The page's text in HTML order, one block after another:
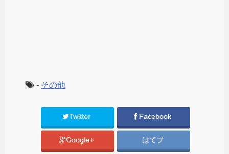
- その他
Twitter Facebook
Google+ はてブ